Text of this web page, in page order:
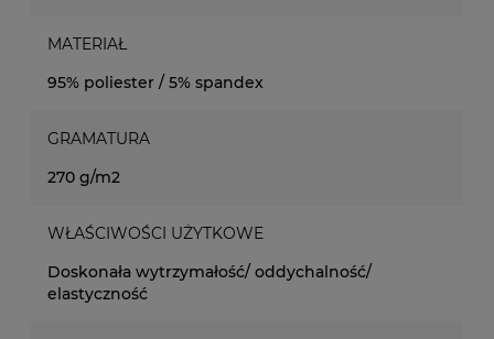
MATERIAŁ
95% poliester / 5% spandex
GRAMATURA
270 g/m2
WŁAŚCIWOŚCI UŻYTKOWE
Doskonała wytrzymałość/ oddychalność/
elastyczność